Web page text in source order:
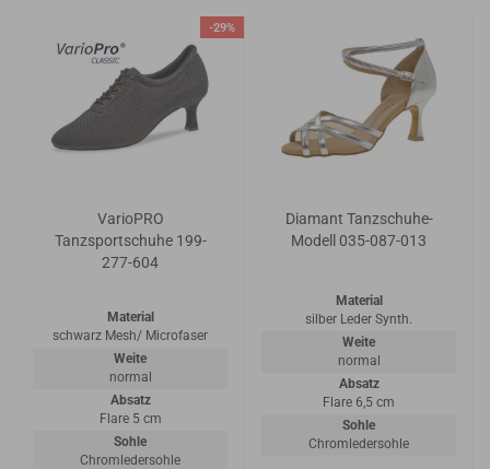
-29%
VarioPRO
Tanzsportschuhe 199-
277-604
Material
schwarz Mesh/ Microfaser
Weite
normal
Absatz
Flare 5 cm
Sohle
Chromledersohle
Diamant Tanzschuhe-
Modell 035-087-013
Material
silber Leder Synth.
Weite
normal
Absatz
Flare 6,5 cm
Sohle
Chromledersohle